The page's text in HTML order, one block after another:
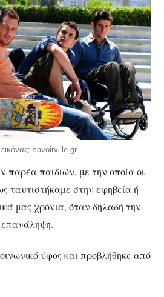
savoirville.gr
παρέα παιδιών, με την οποία οι
ταυτιστήκαμε στην εφηβεία ή
μας χρόνια, όταν δηλαδή την
ύφος και προβλήθηκε από